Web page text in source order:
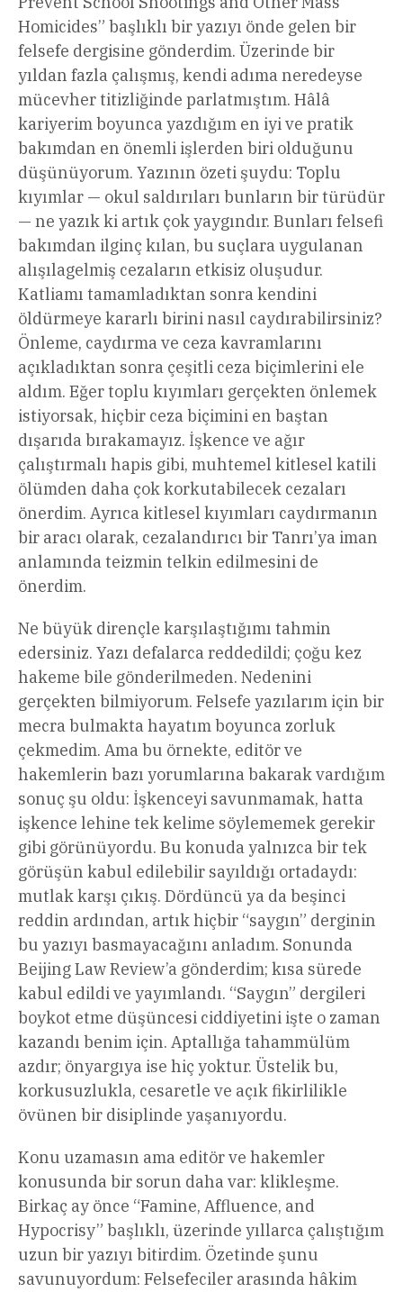
Homicides” başlıklı bir yazıyı önde gelen bir
felsefe dergisine gönderdim. Üzerinde bir
yıldan fazla çalışmış, kendi adıma neredeyse
mücevher titizliğinde parlatmıştım. Hâlâ
kariyerim boyunca yazdığım en iyi ve pratik
bakımdan en önemli işlerden biri olduğunu
düşünüyorum. Yazının özeti şuydu: Toplu
kıyımlar — okul saldırıları bunların bir türüdür
— ne yazık ki artık çok yaygındır. Bunları felsefi
bakımdan ilginç kılan, bu suçlara uygulanan
alışılagelmiş cezaların etkisiz oluşudur.
Katliamı tamamladıktan sonra kendini
öldürmeye kararlı birini nasıl caydırabilirsiniz?
Önleme, caydırma ve ceza kavramlarını
açıkladıktan sonra çeşitli ceza biçimlerini ele
aldım. Eğer toplu kıyımları gerçekten önlemek
istiyorsak, hiçbir ceza biçimini en baştan
dışarıda bırakamayız. İşkence ve ağır
çalıştırmalı hapis gibi, muhtemel kitlesel katili
ölümden daha çok korkutabilecek cezaları
önerdim. Ayrıca kitlesel kıyımları caydırmanın
bir aracı olarak, cezalandırıcı bir Tanrı’ya iman
anlamında teizmin telkin edilmesini de
önerdim.
Ne büyük dirençle karşılaştığımı tahmin
edersiniz. Yazı defalarca reddedildi; çoğu kez
hakeme bile gönderilmeden. Nedenini
gerçekten bilmiyorum. Felsefe yazılarım için bir
mecra bulmakta hayatım boyunca zorluk
çekmedim. Ama bu örnekte, editör ve
hakemlerin bazı yorumlarına bakarak vardığım
sonuç şu oldu: İşkenceyi savunmamak, hatta
işkence lehine tek kelime söylememek gerekir
gibi görünüyordu. Bu konuda yalnızca bir tek
görüşün kabul edilebilir sayıldığı ortadaydı:
mutlak karşı çıkış. Dördüncü ya da beşinci
reddin ardından, artık hiçbir “saygın” derginin
bu yazıyı basmayacağını anladım. Sonunda
Beijing Law Review’a gönderdim; kısa sürede
kabul edildi ve yayımlandı. “Saygın” dergileri
boykot etme düşüncesi ciddiyetini işte o zaman
kazandı benim için. Aptallığa tahammülüm
azdır; önyargıya ise hiç yoktur. Üstelik bu,
korkusuzlukla, cesaretle ve açık fikirlilikle
övünen bir disiplinde yaşanıyordu.
Konu uzamasın ama editör ve hakemler
konusunda bir sorun daha var: klikleşme.
Birkaç ay önce “Famine, Affluence, and
Hypocrisy” başlıklı, üzerinde yıllarca çalıştığım
uzun bir yazıyı bitirdim. Özetinde şunu
savunuyordum: Felsefeciler arasında hâkim